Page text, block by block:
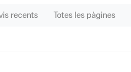
recents Totes les pàgines